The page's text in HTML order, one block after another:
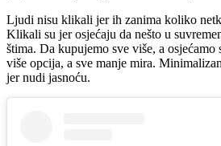
Ljudi nisu klikali jer ih zanima koliko
Klikali su jer osjećaju da nešto u
štima. Da kupujemo sve više, a osjećamo
više opcija, a sve manje mira.
jer nudi jasnoću.